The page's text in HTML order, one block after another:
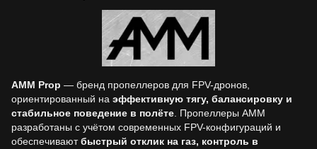
AMM Prop — бренд пропеллеров для FPV-дронов,
ориентированный на эффективную тягу, балансировку и
стабильное поведение в полёте . Пропеллеры AMM
разработаны с учётом современных FPV-конфигураций и
обеспечиваютбыстрый отклик на газ, контроль в